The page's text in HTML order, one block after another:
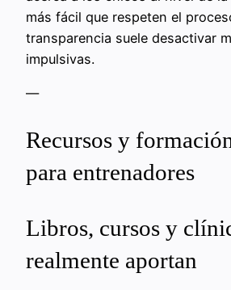
más fácil que respeten el
transparencia suele desactivar
impulsivas.
—
Recursos y
para entrenadores
Libros, cursos y
realmente aportan